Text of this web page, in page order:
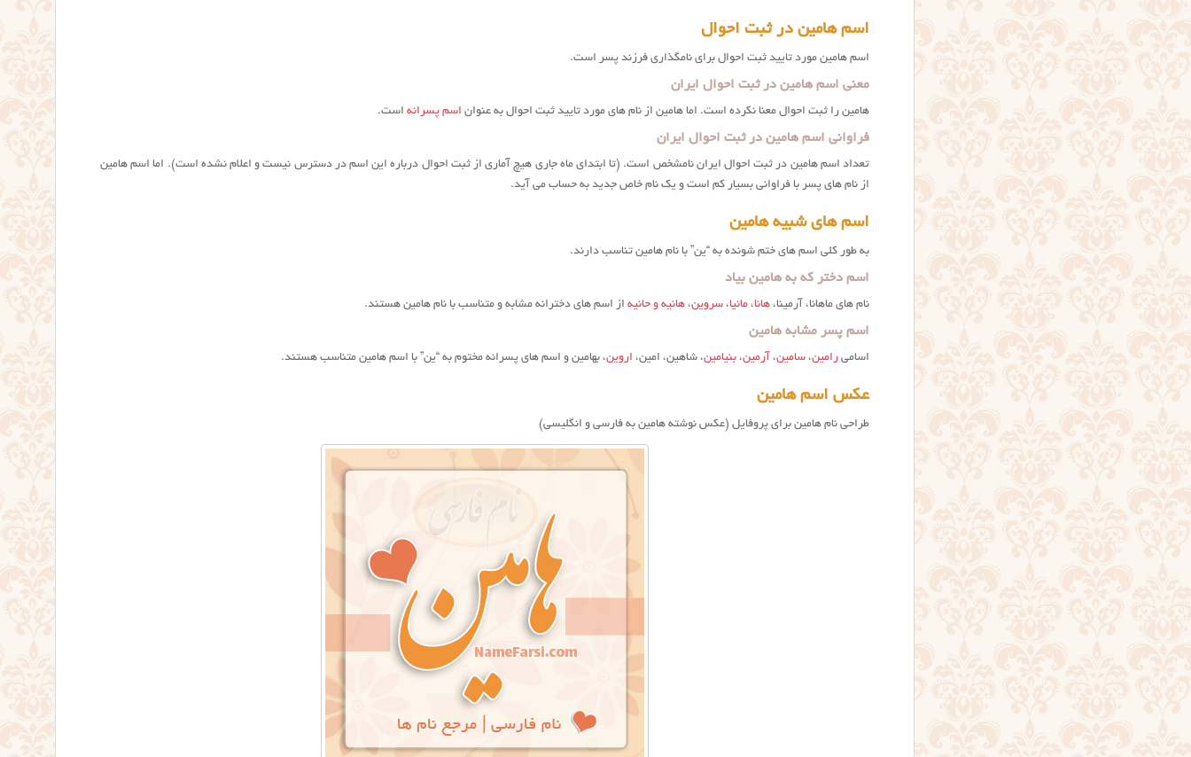
اسم هامین در ثبت احوال
اسم هامین مورد تایید ثبت احوال برای نامگذاری فرزند پسر است.
معنی اسم هامین در ثبت احوال ایران
هامین را ثبت احوال معنا نکرده است. اما هامین از نام های مورد تایید ثبت احوال به عنوان اسم پسرانه است.
فراوانی اسم هامین در ثبت احوال ایران
تعداد اسم هامین در ثبت احوال ایران نامشخص است. (تا ابتدای ماه جاری هیچ آماری از ثبت احوال درباره این اسم در دسترس نیست و اعلام نشده است). اما اسم هامین
از نام های پسر با فراوانی بسیار کم است و یک نام خاص جدید به حساب می آید.
اسم های شبیه هامین
به طور کلی اسم های ختم شونده به “ین” با نام هامین تناسب دارند.
اسم دختر که به هامین بیاد
نام های ماهانا، آرمینا، هانا، مانیا، سروین، هانیه و حانیه از اسم های دخترانه مشابه و متناسب با نام هامين هستند.
اسم پسر مشابه هامین
اسامی رامین، سامین، آرمین، بنیامین، شاهین، امین، اروین، بهامین و اسم های پسرانه مختوم به “ین” با اسم هامین متناسب هستند.
عکس اسم هامین
طراحی نام هامین برای پروفایل (عکس نوشته هامين به فارسی و انگلیسی)